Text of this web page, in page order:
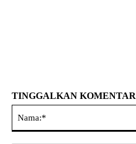
TINGGALKAN KOMENTAR